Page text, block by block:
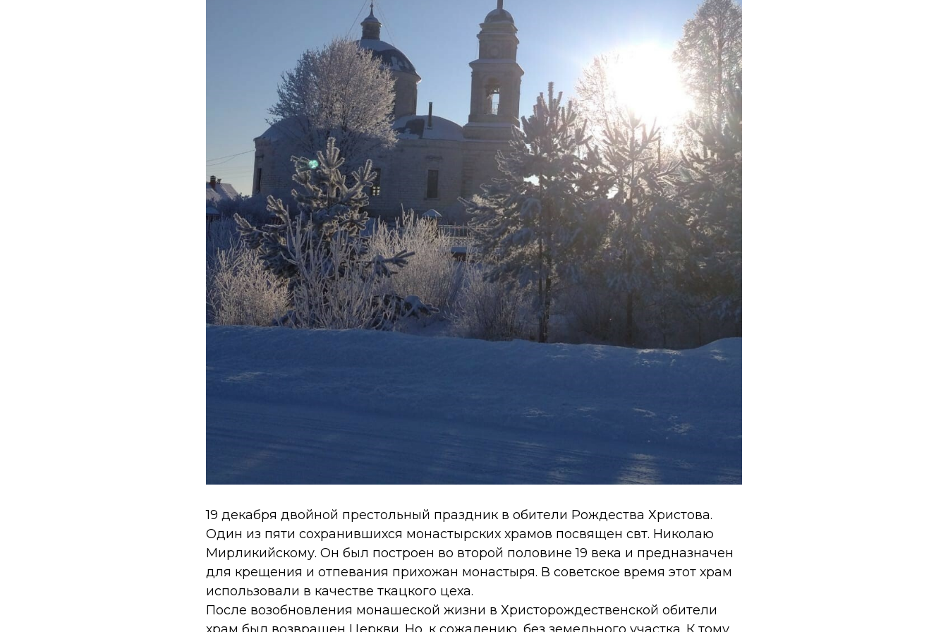
19 декабря двойной престольный праздник в обители Рождества Христова.
Один из пяти сохранившихся монастырских храмов посвящен свт. Николаю
Мирликийскому. Он был построен во второй половине 19 века и предназначен
для крещения и отпевания прихожан монастыря. В советское время этот храм
использовали в качестве ткацкого цеха.
После возобновления монашеской жизни в Христорождественской обители
храм был возвращен Церкви. Но, к сожалению, без земельного участка. К тому